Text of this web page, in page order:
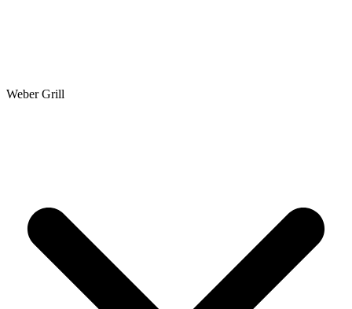
Weber Grill